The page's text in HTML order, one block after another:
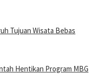
Tujuan Wisata Bebas
Hentikan Program MBG